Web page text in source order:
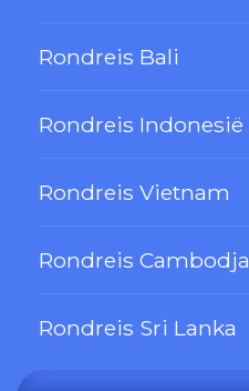
Rondreis Bali
Rondreis Indonesië
Rondreis Vietnam
Rondreis Cambodja
Rondreis Sri Lanka